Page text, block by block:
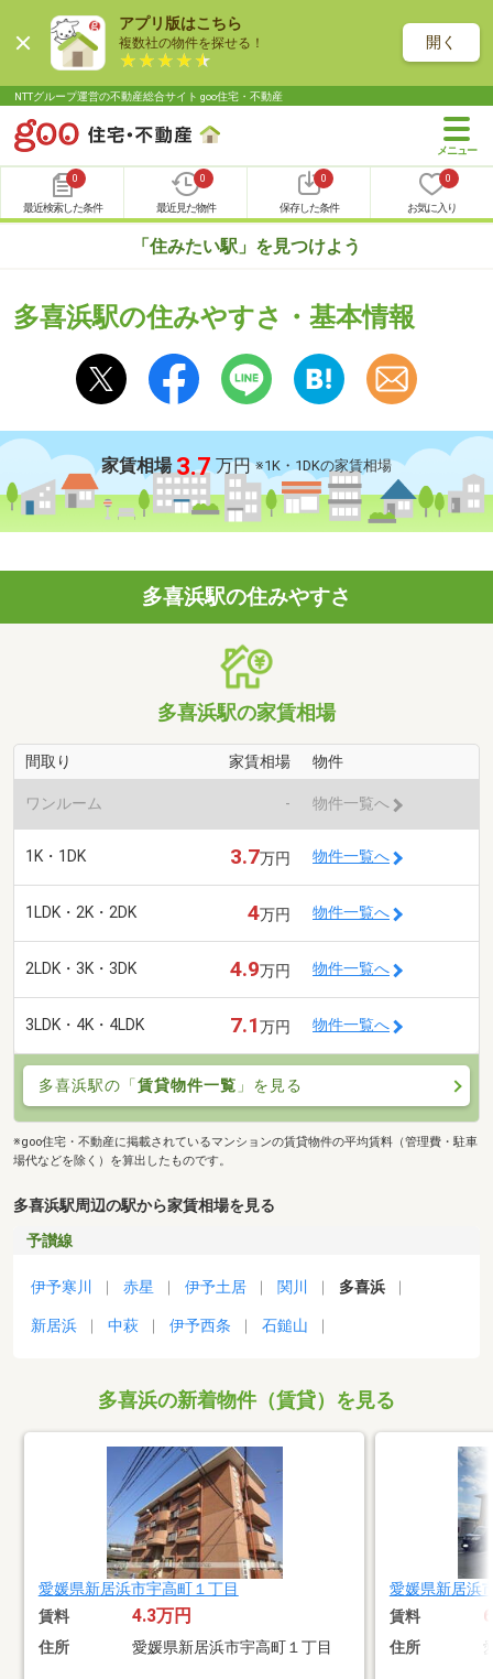
アプリ版はこちら
複数社の物件を探せる！ 開く
NTTグループ運営の不動産総合サイト goo住宅・不動産
0
最近検索した条件
0
最近見た物件
0
保存した条件
0
お気に入り
「住みたい駅」を見つけよう
多喜浜駅の住みやすさ・基本情報
家賃相場 3.7 万円 ※1K・1DKの家賃相場
多喜浜駅の住みやすさ
多喜浜駅の家賃相場
間取り 家賃相場 物件
ワンルーム - 物件一覧へ
1K・1DK 3.7万円 物件一覧へ
1LDK・2K・2DK 4万円 物件一覧へ
2LDK・3K・3DK 4.9万円 物件一覧へ
3LDK・4K・4LDK 7.1万円 物件一覧へ
多喜浜駅の「賃貸物件一覧 」を見る
※goo住宅・不動産に掲載されているマンションの賃貸物件の平均賃料（管理費・駐車
場代などを除く）を算出したものです。
多喜浜駅周辺の駅から家賃相場を見る
予讃線
伊予寒川 赤星 伊予土居 関川 多喜浜
新居浜 中萩 伊予西条 石鎚山
多喜浜の新着物件（賃貸）を見る
愛媛県新居浜市宇高町１丁目
賃料 4.3万円
住所 愛媛県新居浜市宇高町１丁目
愛媛県新居浜
賃料
住所